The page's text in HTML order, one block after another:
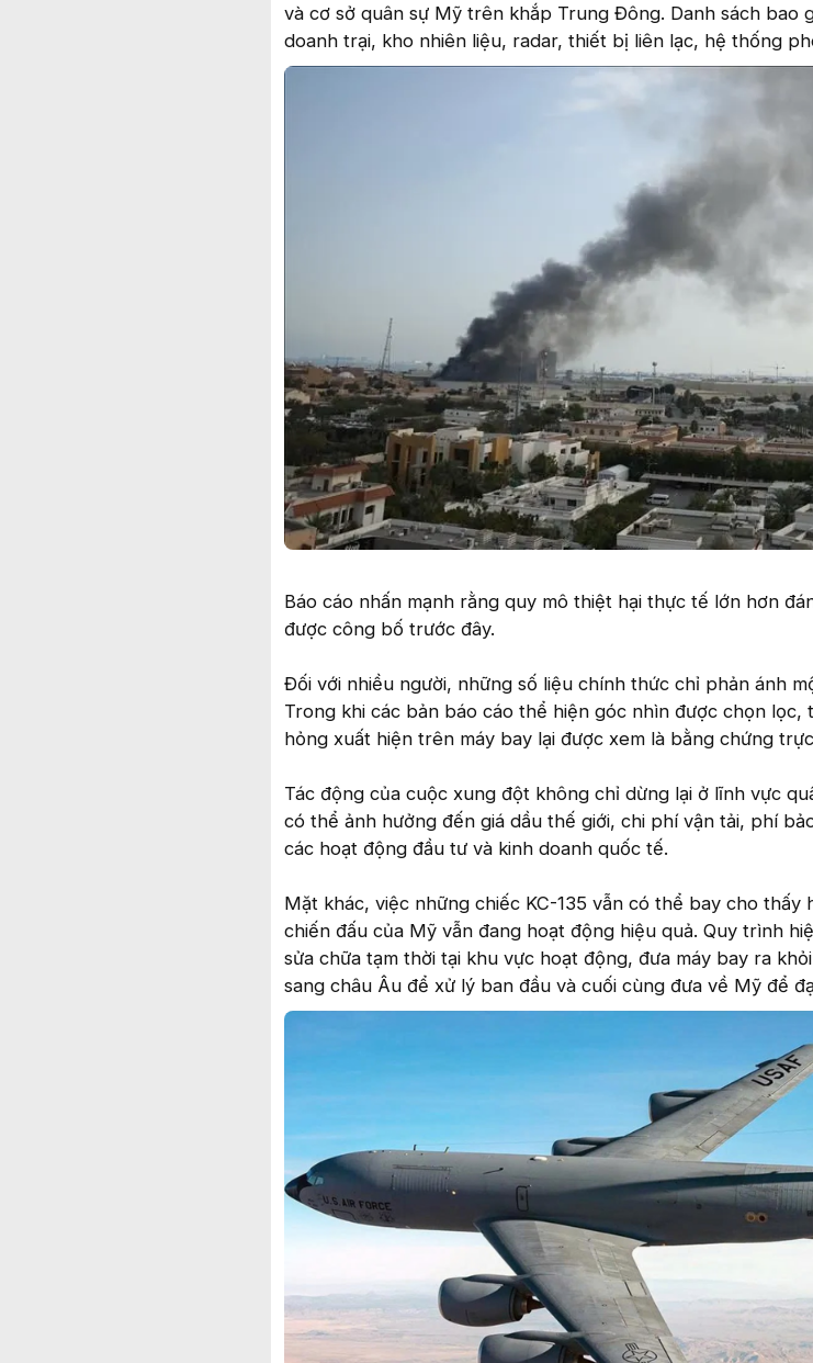
và cơ sở quân sự Mỹ trên khắp Trung Đông. Danh sách bao
doanh trại, kho nhiên liệu, radar, thiết bị liên lạc, hệ thống
Báo cáo nhấn mạnh rằng quy mô thiệt hại thực tế lớn hơn
được công bố trước đây.
Đối với nhiều người, những số liệu chính thức chỉ phản ánh
Trong khi các bản báo cáo thể hiện góc nhìn được chọn lọc,
hỏng xuất hiện trên máy bay lại được xem là bằng chứng
Tác động của cuộc xung đột không chỉ dừng lại ở lĩnh vực
có thể ảnh hưởng đến giá dầu thế giới, chi phí vận tải, phí
các hoạt động đầu tư và kinh doanh quốc tế.
Mặt khác, việc những chiếc KC-135 vẫn có thể bay cho thấy
chiến đấu của Mỹ vẫn đang hoạt động hiệu quả. Quy trình
sửa chữa tạm thời tại khu vực hoạt động, đưa máy bay ra
sang châu Âu để xử lý ban đầu và cuối cùng đưa về Mỹ để